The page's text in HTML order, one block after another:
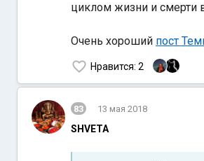
циклом жизни и смерти
Очень хороший пост
Нравится: 2
83 13 мая 2018
SHVETA